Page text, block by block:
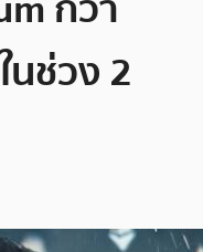
ช่วง 2